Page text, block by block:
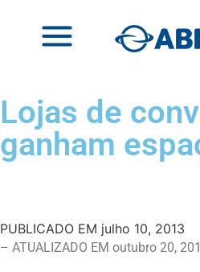
Lojas de
ganham
PUBLICADO EM julho 10, 2013
– ATUALIZADO EM outubro 20,